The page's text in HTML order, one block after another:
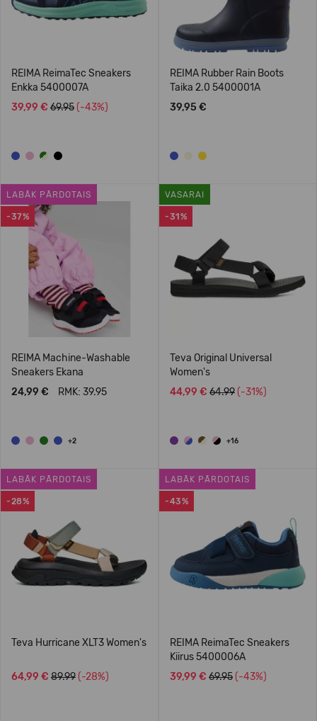
REIMA ReimaTec Sneakers
Enkka 5400007A
39,99 € 69.95 (-43%)
REIMA Rubber Rain Boots
Taika 2.0 5400001A
39,95 €
-37%
LABĀK PĀRDOTAIS
REIMA Machine-Washable
Sneakers Ekana
24,99 €
RMK: 39.95
+2
-31%
VASARAI
Teva Original Universal
Women's
44,99 € 64.99 (-31%)
+16
-28%
LABĀK PĀRDOTAIS
Teva Hurricane XLT3 Women's
64,99 € 89.99 (-28%)
-43%
LABĀK PĀRDOTAIS
REIMA ReimaTec Sneakers
Kiirus 5400006A
39,99 € 69.95 (-43%)